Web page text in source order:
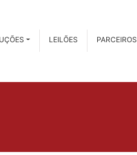
LEILÕES PARCEIROS